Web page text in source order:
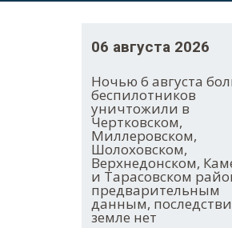
06 августа 2026
Ночью 6 августа
беспилотников
уничтожили в
Чертковском,
Миллеровском,
Шолоховском,
Верхнедонском,
и Тарасовском
предварительным
данным,
земле нет